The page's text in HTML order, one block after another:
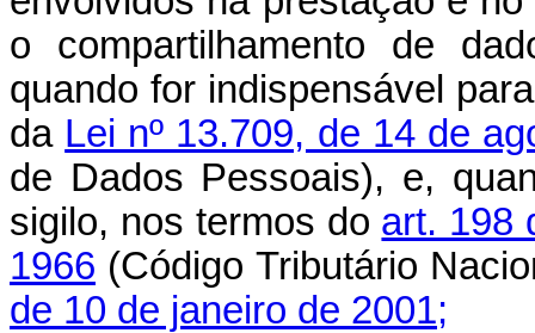
o compartilhamento de
quando for indispensável
da Lei nº 13.709, de 14 de
de Dados Pessoais), e,
sigilo, nos termos do art. 198
1966 (Código Tributário
de 10 de janeiro de 2001;